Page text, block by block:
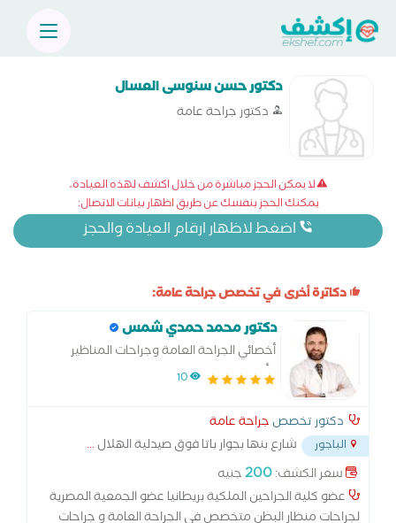
دكتور حسن سنوسى العسال
دكتور جراحة عامة
لا يمكن الحجز مباشرة من خلال اكشف لهذه العيادة،
يمكنك الحجز بنفسك عن طريق اظهار بيانات الاتصال:
اضغط لاظهار ارقام العيادة والحجز
دكاترة أخرى في تخصص جراحة عامة:
دكتور محمد حمدي شمس
أخصائي الجراحة العامة وجراحات المناظير
وأورام الثدي و القولون
10
دكتور تخصص جراحة عامة
الباجور شارع بنها بجوار باتا فوق صيدلية الهلال...
سعر الكشف:200جنيه
عضو كلية الجراحين الملكية بريطانيا عضو الجمعية المصرية
لجراحات منظار البطن متخصص في الجراحة العامة و جراحات